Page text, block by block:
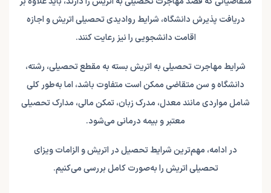
دریافت پذیرش دانشگاه، شرایط روادیدی تحصیلی اتریش و اجازه
اقامت دانشجویی را نیز رعایت کنند.
شرایط مهاجرت تحصیلی به اتریش بسته به مقطع تحصیلی، رشته،
دانشگاه و سن متقاضی ممکن است متفاوت باشد، اما به‌طور کلی
شامل مواردی مانند معدل، مدرک زبان، تمکن مالی، مدارک تحصیلی
معتبر و بیمه درمانی می‌شود.
در ادامه، مهم‌ترین شرایط تحصیل در اتریش و الزامات ویزای
تحصیلی اتریش را به‌صورت کامل بررسی می‌کنیم.